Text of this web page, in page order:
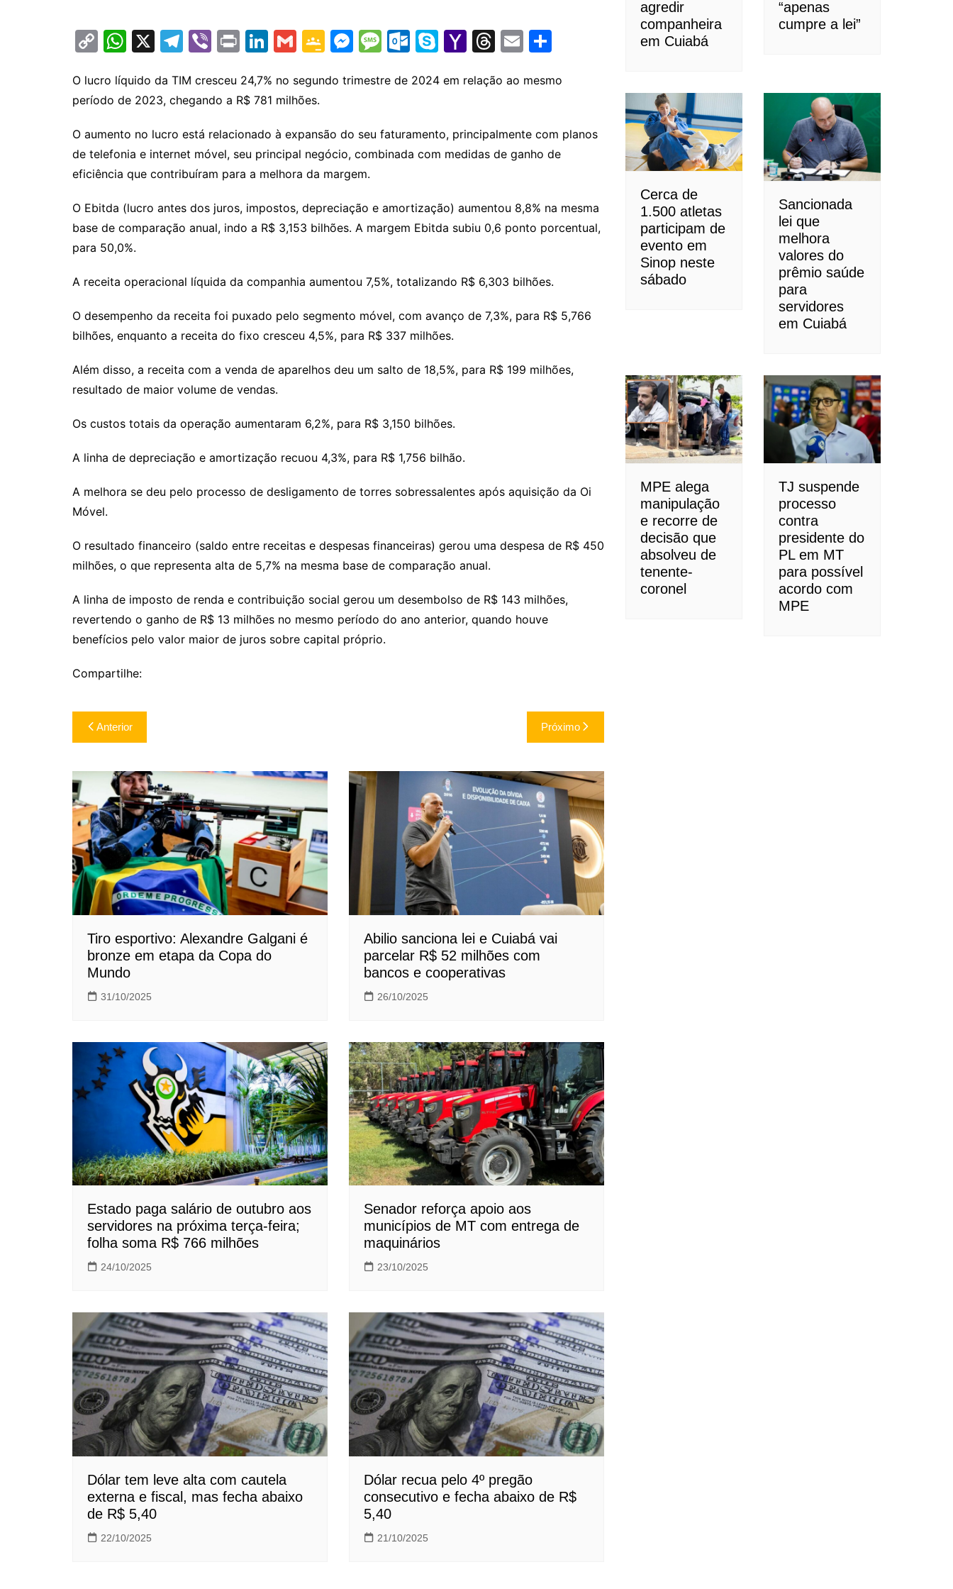
C
p
y
Li
n
k
W
at
s
A
p
p
X
T
e
gr
a
m
Vi
er
Pr
t
Li
k
e
dI
n
G
ai
l
G
o
e
Cl
a
s
sr
m
M
s
e
n
g
er
M
s
a
g
O
lo
k.
c
m
S
y
e
Y
h
o
M
l
T
e
d
s
E
ai ar
O lucro líquido da TIM cresceu 24,7% no segundo trimestre de 2024 em relação ao mesmo
período de 2023, chegando a R$ 781 milhões.
O aumento no lucro está relacionado à expansão do seu faturamento, principalmente com planos
de telefonia e internet móvel, seu principal negócio, combinada com medidas de ganho de
eficiência que contribuíram para a melhora da margem.
O Ebitda (lucro antes dos juros, impostos, depreciação e amortização) aumentou 8,8% na mesma
base de comparação anual, indo a R$ 3,153 bilhões. A margem Ebitda subiu 0,6 ponto porcentual,
para 50,0%.
A receita operacional líquida da companhia aumentou 7,5%, totalizando R$ 6,303 bilhões.
O desempenho da receita foi puxado pelo segmento móvel, com avanço de 7,3%, para R$ 5,766
bilhões, enquanto a receita do fixo cresceu 4,5%, para R$ 337 milhões.
Além disso, a receita com a venda de aparelhos deu um salto de 18,5%, para R$ 199 milhões,
resultado de maior volume de vendas.
Os custos totais da operação aumentaram 6,2%, para R$ 3,150 bilhões.
A linha de depreciação e amortização recuou 4,3%, para R$ 1,756 bilhão.
A melhora se deu pelo processo de desligamento de torres sobressalentes após aquisição da Oi
Móvel.
O resultado financeiro (saldo entre receitas e despesas financeiras) gerou uma despesa de R$ 450
milhões, o que representa alta de 5,7% na mesma base de comparação anual.
A linha de imposto de renda e contribuição social gerou um desembolso de R$ 143 milhões,
revertendo o ganho de R$ 13 milhões no mesmo período do ano anterior, quando houve
benefícios pelo valor maior de juros sobre capital próprio.
Compartilhe:
Navegação
de
Post
Anterior Próximo
Tiro esportivo: Alexandre Galgani é
bronze em etapa da Copa do
Mundo
31/10/2025
Abilio sanciona lei e Cuiabá vai
parcelar R$ 52 milhões com
bancos e cooperativas
26/10/2025
Estado paga salário de outubro aos
servidores na próxima terça-feira;
folha soma R$ 766 milhões
24/10/2025
Senador reforça apoio aos
municípios de MT com entrega de
maquinários
23/10/2025
Dólar tem leve alta com cautela
externa e fiscal, mas fecha abaixo
de R$ 5,40
22/10/2025
Dólar recua pelo 4º pregão
consecutivo e fecha abaixo de R$
5,40
21/10/2025
agredir
companheira
em Cuiabá
“apenas
cumpre a lei”
Cerca de
1.500 atletas
participam de
evento em
Sinop neste
sábado
Sancionada
lei que
melhora
valores do
prêmio saúde
para
servidores
em Cuiabá
MPE alega
manipulação
e recorre de
decisão que
absolveu de
tenente-
coronel
TJ suspende
processo
contra
presidente do
PL em MT
para possível
acordo com
MPE